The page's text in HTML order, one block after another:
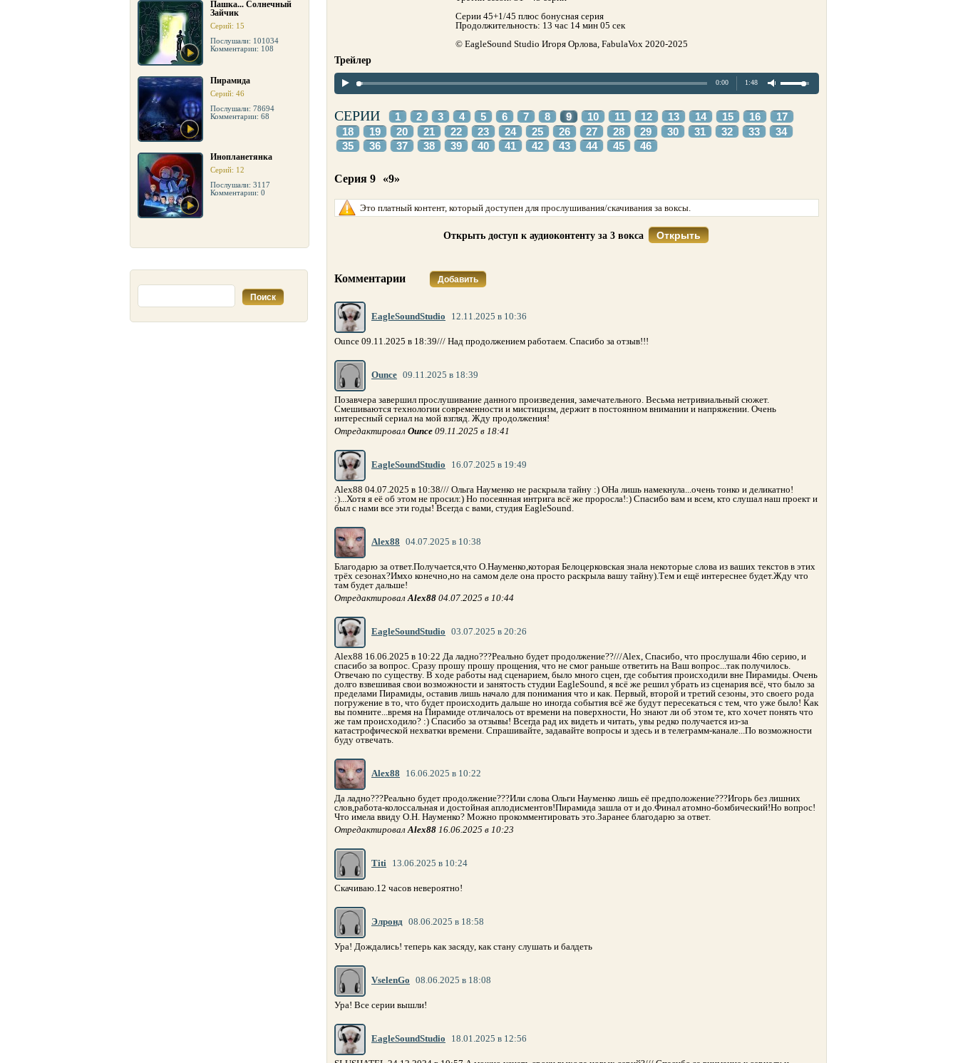
Пашка... Солнечный
Зайчик
Серий: 15
Послушали: 101034
Комментарии: 108
Пирамида
Серий: 46
Послушали: 78694
Комментарии: 68
Инопланетянка
Серий: 12
Послушали: 3117
Комментарии: 0
Серии 45+1/45 плюс бонусная серия
Продолжительность: 13 час 14 мин 05 сек
© EagleSound Studio Игоря Орлова, FabulaVox 2020-2025
Трейлер
0:00 1:48
СЕРИИ 1 2 3 4 5 6 7 8 9 10 11 12 13 14 15 16
17
18
19 20 21 22 23 24 25 26 27 28 29 30 31 32 33
34
35
36 37 38 39 40 41 42 43 44 45 46
Серия 9 «9»
Это платный контент, который доступен для прослушивания/скачивания за воксы.
Открыть доступ к аудиоконтенту за 3 вокса Открыть
Комментарии Добавить
EagleSoundStudio 12.11.2025 в 10:36
Ounce 09.11.2025 в 18:39/// Над продолжением работаем. Спасибо за отзыв!!!
Ounce 09.11.2025 в 18:39
Позавчера завершил прослушивание данного произведения, замечательного. Весьма нетривиальный сюжет.
Смешиваются технологии современности и мистицизм, держит в постоянном внимании и напряжении. Очень
интересный сериал на мой взгляд. Жду продолжения!
Отредактировал Ounce 09.11.2025 в 18:41
EagleSoundStudio 16.07.2025 в 19:49
Alex88 04.07.2025 в 10:38/// Ольга Науменко не раскрыла тайну :) ОНа лишь намекнула...очень тонко и деликатно!
:)...Хотя я её об этом не просил:) Но посеянная интрига всё же проросла!:) Спасибо вам и всем, кто слушал наш проект и
был с нами все эти годы! Всегда с вами, студия EagleSound.
Alex88 04.07.2025 в 10:38
Благодарю за ответ.Получается,что О.Науменко,которая Белоцерковская знала некоторые слова из ваших текстов в этих
трёх сезонах?Имхо конечно,но на самом деле она просто раскрыла вашу тайну).Тем и ещё интереснее будет.Жду что
там будет дальше!
ОтредактировалAlex88 04.07.2025 в 10:44
EagleSoundStudio 03.07.2025 в 20:26
Alex88 16.06.2025 в 10:22 Да ладно???Реально будет продолжение??///Alex, Спасибо, что прослушали 46ю серию, и
спасибо за вопрос. Сразу прошу прошу прощения, что не смог раньше ответить на Ваш вопрос...так получилось.
Отвечаю по существу. В ходе работы над сценарием, было много сцен, где события происходили вне Пирамиды. Очень
долго взвешивая свои возможности и занятость студии EagleSound, я всё же решил убрать из сценария всё, что было за
пределами Пирамиды, оставив лишь начало для понимания что и как. Первый, второй и третий сезоны, это своего рода
погружение в то, что будет происходить дальше но иногда события всё же будут пересекаться с тем, что уже было! Как
вы помните...время на Пирамиде отличалось от времени на поверхности, Но знают ли об этом те, кто хочет понять что
же там происходило? :) Спасибо за отзывы! Всегда рад их видеть и читать, увы редко получается из-за
катастрофической нехватки времени. Спрашивайте, задавайте вопросы и здесь и в телеграмм-канале...По возможности
буду отвечать.
Alex88 16.06.2025 в 10:22
Да ладно???Реально будет продолжение???Или слова Ольги Науменко лишь её предположение???Игорь без лишних
слов,работа-колоссальная и достойная аплодисментов!Пирамида зашла от и до.Финал атомно-бомбический!Но вопрос!
Что имела ввиду О.Н. Науменко? Можно прокомментировать это.Заранее благодарю за ответ.
ОтредактировалAlex88 16.06.2025 в 10:23
Titi 13.06.2025 в 10:24
Скачиваю.12 часов невероятно!
Элронд 08.06.2025 в 18:58
Ура! Дождались! теперь как засяду, как стану слушать и балдеть
VselenGo 08.06.2025 в 18:08
Ура! Все серии вышли!
EagleSoundStudio 18.01.2025 в 12:56